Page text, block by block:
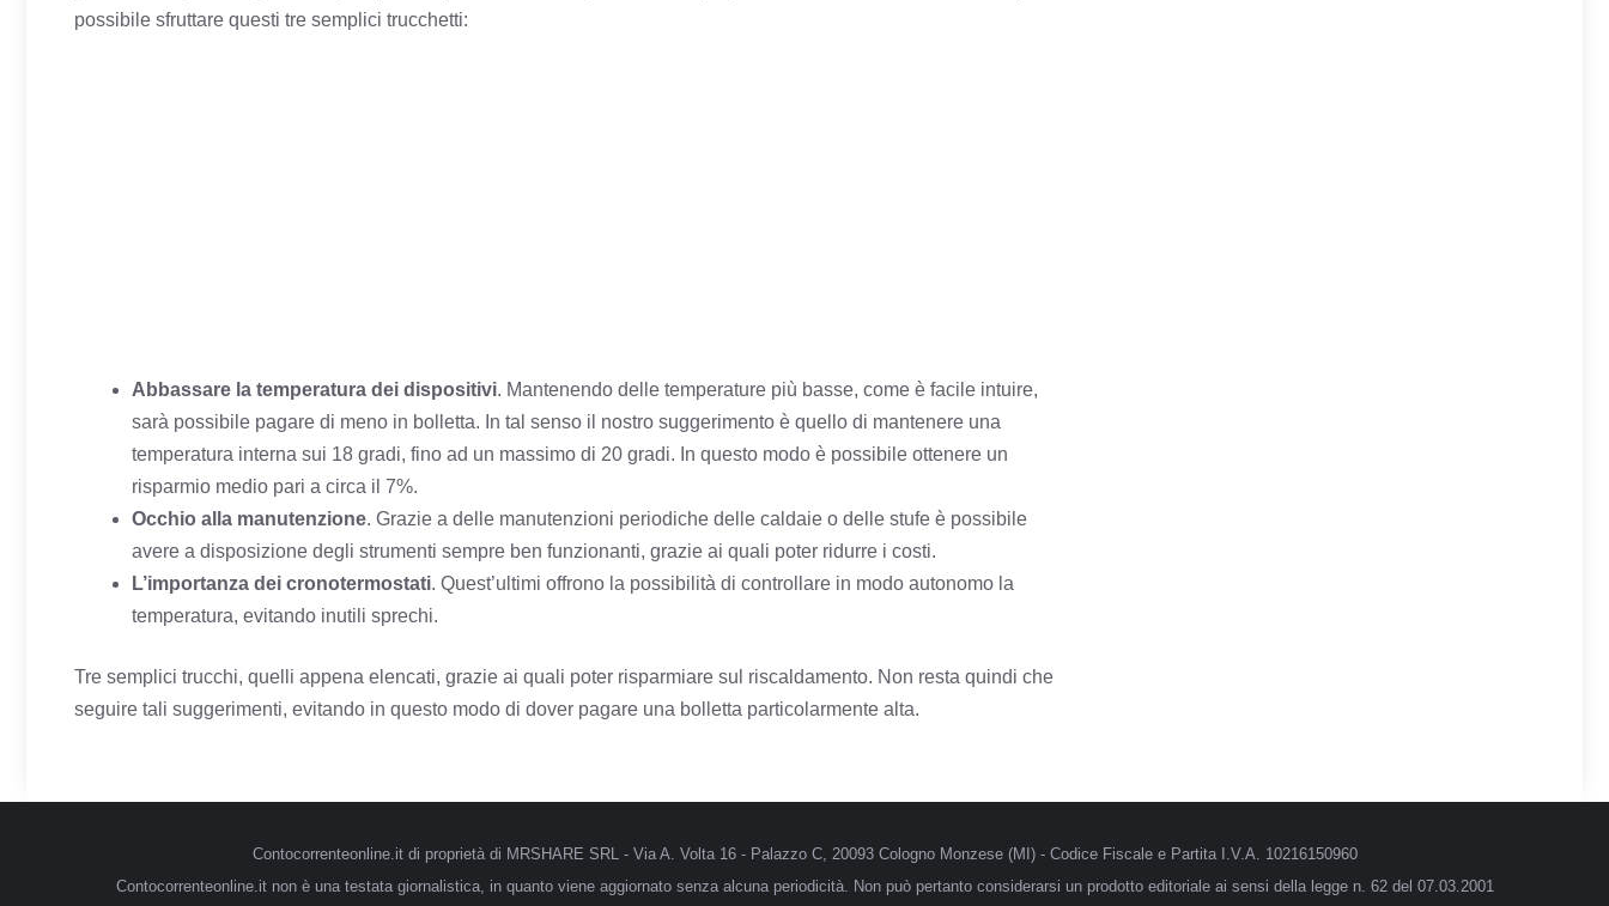
possibile sfruttare questi tre semplici trucchetti:
Abbassare la temperatura dei dispositivi. Mantenendo delle temperature più basse, come è facile intuire,
sarà possibile pagare di meno in bolletta. In tal senso il nostro suggerimento è quello di mantenere una
temperatura interna sui 18 gradi, fino ad un massimo di 20 gradi. In questo modo è possibile ottenere un
risparmio medio pari a circa il 7%.
Occhio alla manutenzione. Grazie a delle manutenzioni periodiche delle caldaie o delle stufe è possibile
avere a disposizione degli strumenti sempre ben funzionanti, grazie ai quali poter ridurre i costi.
L’importanza dei cronotermostati. Quest’ultimi offrono la possibilità di controllare in modo autonomo la
temperatura, evitando inutili sprechi.
Tre semplici trucchi, quelli appena elencati, grazie ai quali poter risparmiare sul riscaldamento. Non resta quindi che
seguire tali suggerimenti, evitando in questo modo di dover pagare una bolletta particolarmente alta.
Contocorrenteonline.it di proprietà di MRSHARE SRL - Via A. Volta 16 - Palazzo C, 20093 Cologno Monzese (MI) - Codice Fiscale e Partita I.V.A. 10216150960
Contocorrenteonline.it non è una testata giornalistica, in quanto viene aggiornato senza alcuna periodicità. Non può pertanto considerarsi un prodotto editoriale ai sensi della legge n. 62 del 07.03.2001